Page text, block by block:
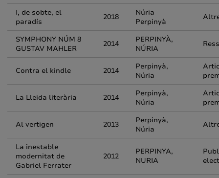
I, de sobte, el
paradís
2018
Núria
Perpinyà
SYMPHONY NÚM 8
GUSTAV MAHLER
2014
PERPINYÀ,
NÚRIA
Contra el kindle 2014
Perpinyà,
Núria
La Lleida literària 2014
Perpinyà,
Núria
Al vertigen 2013
Perpinyà,
Núria
La inestable
modernitat de
Gabriel Ferrater
2012
PERPINYA,
NURIA